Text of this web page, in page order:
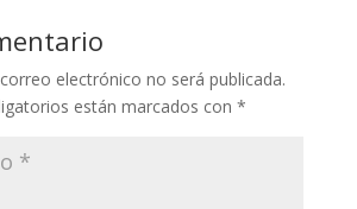
electrónico no será publicada.
están marcados con *